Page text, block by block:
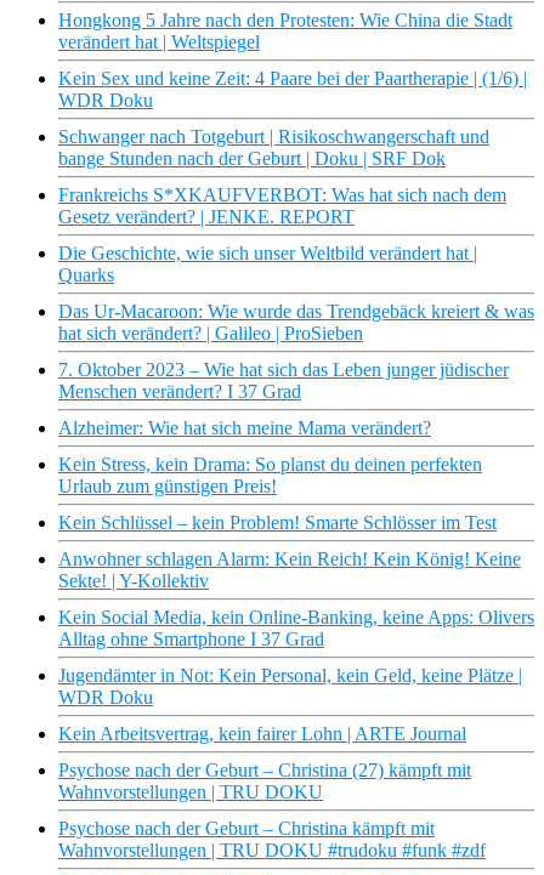
Hongkong 5 Jahre nach den Protesten: Wie China die Stadt
verändert hat | Weltspiegel
Kein Sex und keine Zeit: 4 Paare bei der Paartherapie | (1/6) |
WDR Doku
Schwanger nach Totgeburt | Risikoschwangerschaft und
bange Stunden nach der Geburt | Doku | SRF Dok
Frankreichs S*XKAUFVERBOT: Was hat sich nach dem
Gesetz verändert? | JENKE. REPORT
Die Geschichte, wie sich unser Weltbild verändert hat |
Quarks
Das Ur-Macaroon: Wie wurde das Trendgebäck kreiert & was
hat sich verändert? | Galileo | ProSieben
7. Oktober 2023 – Wie hat sich das Leben junger jüdischer
Menschen verändert? I 37 Grad
Alzheimer: Wie hat sich meine Mama verändert?
Kein Stress, kein Drama: So planst du deinen perfekten
Urlaub zum günstigen Preis!
Kein Schlüssel – kein Problem! Smarte Schlösser im Test
Anwohner schlagen Alarm: Kein Reich! Kein König! Keine
Sekte! | Y-Kollektiv
Kein Social Media, kein Online-Banking, keine Apps: Olivers
Alltag ohne Smartphone I 37 Grad
Jugendämter in Not: Kein Personal, kein Geld, keine Plätze |
WDR Doku
Kein Arbeitsvertrag, kein fairer Lohn | ARTE Journal
Psychose nach der Geburt – Christina (27) kämpft mit
Wahnvorstellungen | TRU DOKU
Psychose nach der Geburt – Christina kämpft mit
Wahnvorstellungen | TRU DOKU #trudoku #funk #zdf